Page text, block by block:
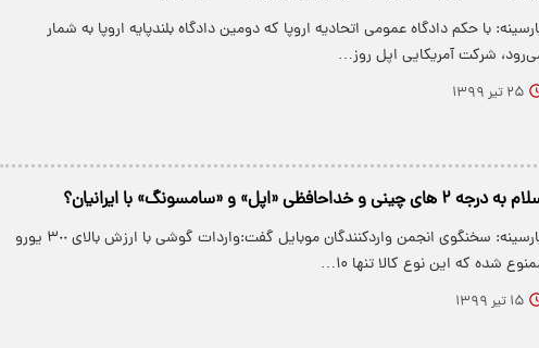
با حکم دادگاه عمومی اتحادیه اروپا که دومین دادگاه بلند‌پایه اروپا به شمار
شرکت آمریکایی اپل روز…
۲۵ تیر ۱۳۹۹
درجه ۲ های چینی و خداحافظی «اپل» و «سامسونگ» با ایرانیان؟
پارسینه: سخنگوی انجمن واردکنندگان موبایل گفت:واردات گوشی با ارزش بالای ٣٠٠ یورو
شده که این نوع کالا تنها ۱۰…
۱۵ تیر ۱۳۹۹